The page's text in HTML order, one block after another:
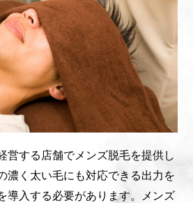
営する店舗でメンズ脱毛を提供し
濃く太い毛にも対応できる出力を
導入する必要があります。メンズ